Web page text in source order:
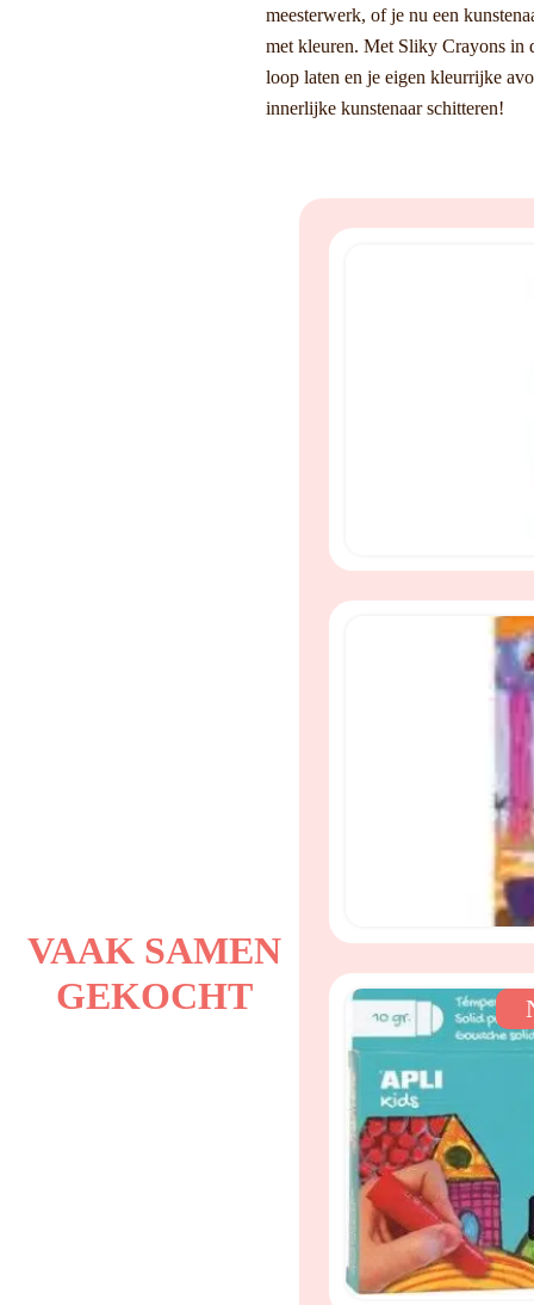
meesterwerk, of je nu een
met kleuren. Met Sliky Crayons in
loop laten en je eigen kleurrijke
innerlijke kunstenaar schitteren!
VAAK SAMEN
GEKOCHT
verfsticks 6 kleuren